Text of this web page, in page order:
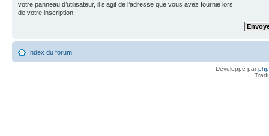
votre panneau d’utilisateur, il s’agit de l’adresse que vous avez fournie lors
de votre inscription.
Index du forum
Développé par